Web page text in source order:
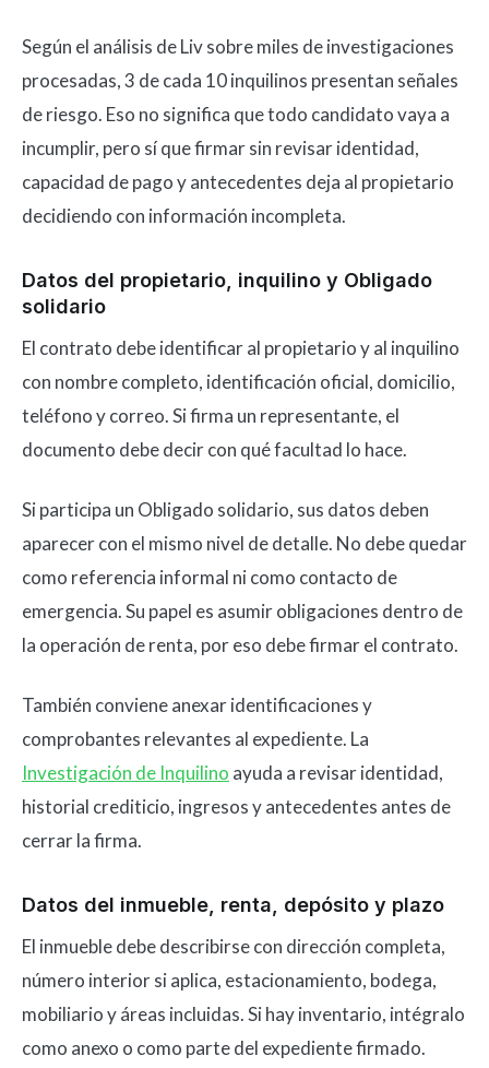
Según el análisis de Liv sobre miles de investigaciones
procesadas, 3 de cada 10 inquilinos presentan señales
de riesgo. Eso no significa que todo candidato vaya a
incumplir, pero sí que firmar sin revisar identidad,
capacidad de pago y antecedentes deja al propietario
decidiendo con información incompleta.
Datos del propietario, inquilino y Obligado
solidario
El contrato debe identificar al propietario y al inquilino
con nombre completo, identificación oficial, domicilio,
teléfono y correo. Si firma un representante, el
documento debe decir con qué facultad lo hace.
Si participa un Obligado solidario, sus datos deben
aparecer con el mismo nivel de detalle. No debe quedar
como referencia informal ni como contacto de
emergencia. Su papel es asumir obligaciones dentro de
la operación de renta, por eso debe firmar el contrato.
También conviene anexar identificaciones y
comprobantes relevantes al expediente. La
Investigación de Inquilino ayuda a revisar identidad,
historial crediticio, ingresos y antecedentes antes de
cerrar la firma.
Datos del inmueble, renta, depósito y plazo
El inmueble debe describirse con dirección completa,
número interior si aplica, estacionamiento, bodega,
mobiliario y áreas incluidas. Si hay inventario, intégralo
como anexo o como parte del expediente firmado.